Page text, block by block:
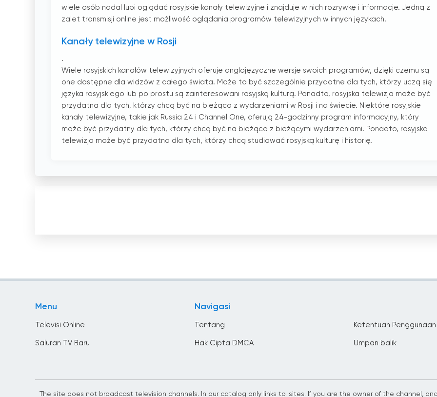
wiele osób nadal lubi oglądać rosyjskie kanały telewizyjne i znajduje w nich rozrywkę i informacje. Jedną z
zalet transmisji online jest możliwość oglądania programów telewizyjnych w innych językach.
Kanały telewizyjne w Rosji
.
Wiele rosyjskich kanałów telewizyjnych oferuje anglojęzyczne wersje swoich programów, dzięki czemu są
one dostępne dla widzów z całego świata. Może to być szczególnie przydatne dla tych, którzy uczą się
języka rosyjskiego lub po prostu są zainteresowani rosyjską kulturą. Ponadto, rosyjska telewizja może być
przydatna dla tych, którzy chcą być na bieżąco z wydarzeniami w Rosji i na świecie. Niektóre rosyjskie
kanały telewizyjne, takie jak Russia 24 i Channel One, oferują 24-godzinny program informacyjny, który
może być przydatny dla tych, którzy chcą być na bieżąco z bieżącymi wydarzeniami. Ponadto, rosyjska
telewizja może być przydatna dla tych, którzy chcą studiować rosyjską kulturę i historię.
Menu
Televisi Online
Saluran TV Baru
Navigasi
Tentang
Hak Cipta DMCA
Ketentuan Penggunaan
Umpan balik
The site does not broadcast television channels. In our catalog only links to. sites. If you are the owner of the channel,